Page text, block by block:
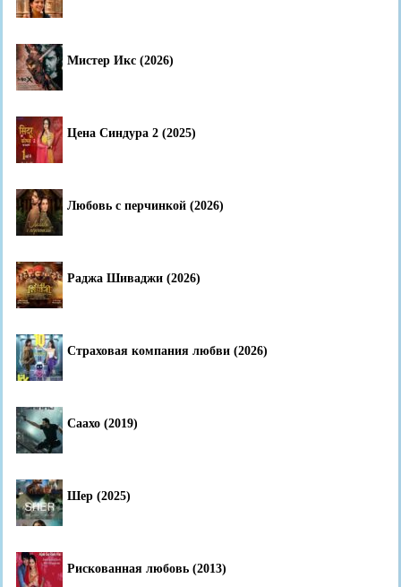
Мистер Икс (2026)
Цена Синдура 2 (2025)
Любовь с перчинкой (2026)
Раджа Шиваджи (2026)
Страховая компания любви (2026)
Саахо (2019)
Шер (2025)
Рискованная любовь (2013)